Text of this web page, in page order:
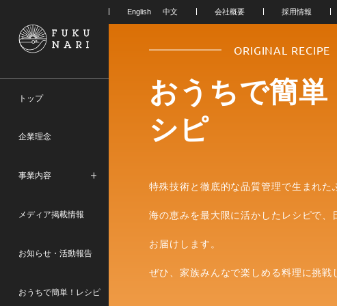
トップ
企業理念
事業内容
メディア掲載情報
お知らせ・活動報告
おうちで簡単！レシピ
会社概要 採用情報
ORIGINAL RECIPE
おうちで簡単
シピ
特殊技術と徹底的な品質管理で生まれた
海の恵みを最大限に活かしたレシピで、
お届けします。
ぜひ、家族みんなで楽しめる料理に挑戦